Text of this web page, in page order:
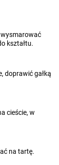
wysmarować
kształtu.
doprawić gałką
cieście, w
na tartę.